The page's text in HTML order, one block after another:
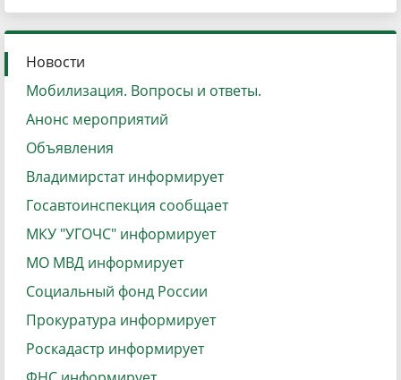
Новости
Мобилизация. Вопросы и ответы.
Анонс мероприятий
Объявления
Владимирстат информирует
Госавтоинспекция сообщает
МКУ "УГОЧС" информирует
МО МВД информирует
Социальный фонд России
Прокуратура информирует
Роскадастр информирует